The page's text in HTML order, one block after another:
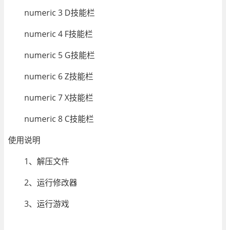
numeric 3 D技能栏
numeric 4 F技能栏
numeric 5 G技能栏
numeric 6 Z技能栏
numeric 7 X技能栏
numeric 8 C技能栏
使用说明
1、解压文件
2、运行修改器
3、运行游戏